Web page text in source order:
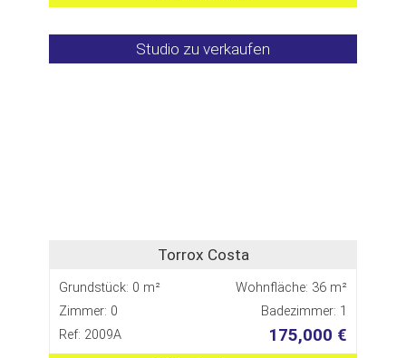
Studio zu verkaufen
Torrox Costa
Grundstück: 0 m²
Wohnfläche: 36 m²
Zimmer: 0
Badezimmer: 1
Ref: 2009A
175,000 €